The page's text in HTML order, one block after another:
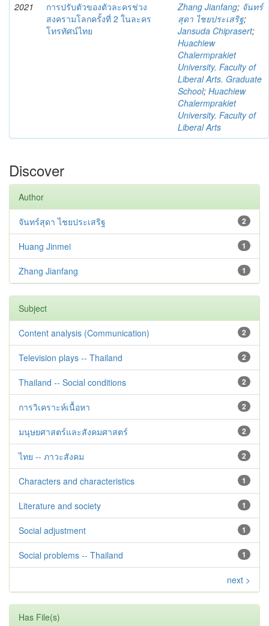
2021
การปรับตัวของตัวละครช่วง
สงครามโลกครั้งที่ 2 ในละคร
โทรทัศน์ไทย
Zhang Jianfang; จันทร์
สุดา ไชยประเสริฐ;
Jansuda Chiprasert;
Huachiew
Chalermprakiet
University. Faculty of
Liberal Arts. Graduate
School; Huachiew
Chalermprakiet
University. Faculty of
Liberal Arts
Discover
Author
2
จันทร์สุดา ไชยประเสริฐ
1
Huang Jinmei
1
Zhang Jianfang
Subject
2
Content analysis (Communication)
2
Television plays -- Thailand
2
Thailand -- Social conditions
2
การวิเคราะห์เนื้อหา
2
มนุษยศาสตร์และสังคมศาสตร์
2
ไทย -- ภาวะสังคม
1
Characters and characteristics
1
Literature and society
1
Social adjustment
1
Social problems -- Thailand
next >
Has File(s)